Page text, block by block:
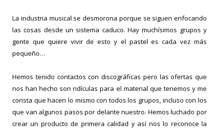
La industria musical se desmorona porque se siguen enfocando
las cosas desde un sistema caduco. Hay muchísimos grupos y
gente que quiere vivir de esto y el pastel es cada vez más
pequeño…
Hemos tenido contactos con discográficas pero las ofertas que
nos han hecho son ridículas para el material que tenemos y me
consta que hacen lo mismo con todos los grupos, incluso con los
que van algunos pasos por delante nuestro. Hemos luchado por
crear un producto de primera calidad y así nos lo reconoce la